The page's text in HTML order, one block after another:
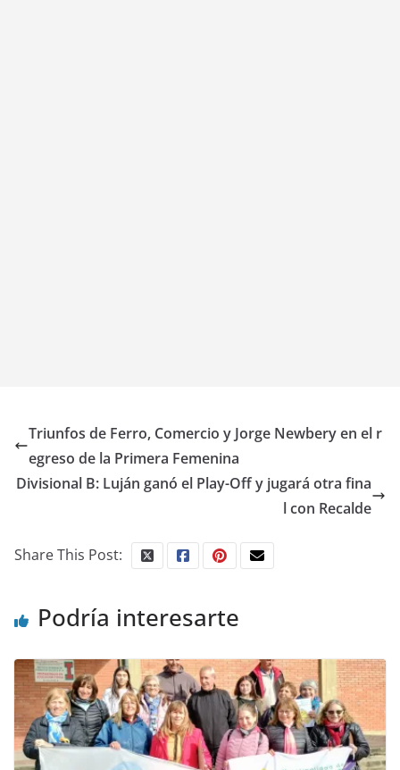
Triunfos de Ferro, Comercio y Jorge Newbery en el r
egreso de la Primera Femenina
Divisional B: Luján ganó el Play-Off y jugará otra fina
l con Recalde
Share This Post:
Podría interesarte